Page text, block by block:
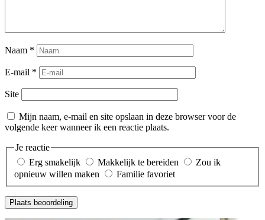
Naam *
E-mail *
Site
Mijn naam, e-mail en site opslaan in deze browser voor de
volgende keer wanneer ik een reactie plaats.
Je reactie
Erg smakelijk
Makkelijk te bereiden
Zou ik
opnieuw willen maken
Familie favoriet
Plaats beoordeling